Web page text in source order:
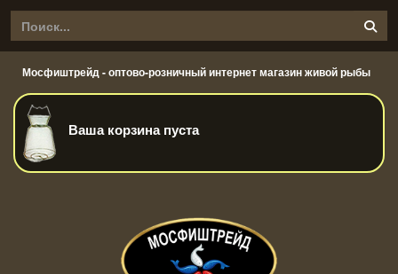
Мосфиштрейд - оптово-розничный интернет магазин живой рыбы
Ваша корзина пуста